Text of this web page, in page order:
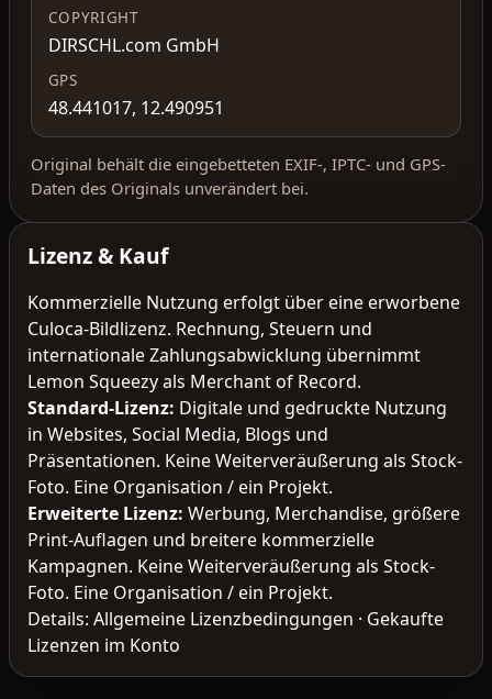
COPYRIGHT
DIRSCHL.com GmbH
GPS
48.441017, 12.490951
Original behält die eingebetteten EXIF-, IPTC- und GPS-
Daten des Originals unverändert bei.
Lizenz & Kauf
Kommerzielle Nutzung erfolgt über eine erworbene
Culoca-Bildlizenz. Rechnung, Steuern und
internationale Zahlungsabwicklung übernimmt
Lemon Squeezy als Merchant of Record.
Standard-Lizenz: Digitale und gedruckte Nutzung
in Websites, Social Media, Blogs und
Präsentationen. Keine Weiterveräußerung als Stock-
Foto. Eine Organisation / ein Projekt.
Erweiterte Lizenz: Werbung, Merchandise, größere
Print-Auflagen und breitere kommerzielle
Kampagnen. Keine Weiterveräußerung als Stock-
Foto. Eine Organisation / ein Projekt.
Details: Allgemeine Lizenzbedingungen · Gekaufte
Lizenzen im Konto